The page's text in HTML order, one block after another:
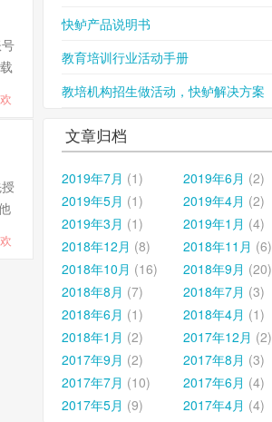
快鲈产品说明书
教育培训行业活动手册
教培机构招生做活动，快鲈解决方案
文章归档
2019年7月 (1) 2019年6月 (2)
2019年5月 (1) 2019年4月 (2)
2019年3月 (1) 2019年1月 (4)
2018年12月 (8) 2018年11月 (6)
2018年10月 (16) 2018年9月 (20)
2018年8月 (7) 2018年7月 (3)
2018年6月 (1) 2018年4月 (1)
2018年1月 (2) 2017年12月 (2)
2017年9月 (2) 2017年8月 (3)
2017年7月 (10) 2017年6月 (4)
2017年5月 (9) 2017年4月 (4)